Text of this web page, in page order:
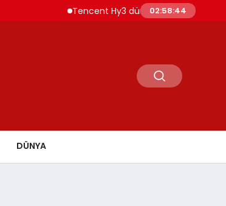
Tencent Hy3 dünya genelinde kullanıma
02:58:45
DÜNYA